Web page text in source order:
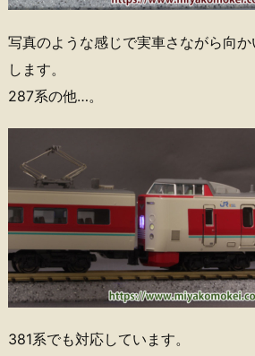
写真のような感じで実車さながら向
します。
287系の他…。
381系でも対応しています。